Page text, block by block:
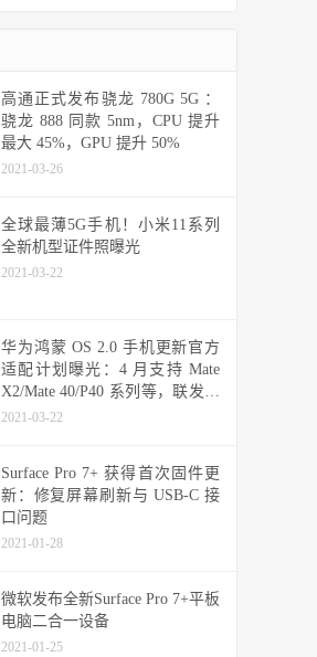
高通正式发布骁龙 780G 5G ：
骁龙 888 同款 5nm，CPU 提升
最大 45%，GPU 提升 50%
2021-03-26
全球最薄5G手机！小米11系列
全新机型证件照曝光
2021-03-22
华为鸿蒙 OS 2.0 手机更新官方
适配计划曝光：4 月支持 Mate
X2/Mate 40/P40 系列等，联发科
天玑机型可能无缘
2021-03-22
Surface Pro 7+ 获得首次固件更
新：修复屏幕刷新与 USB-C 接
口问题
2021-01-28
微软发布全新Surface Pro 7+平板
电脑二合一设备
2021-01-25